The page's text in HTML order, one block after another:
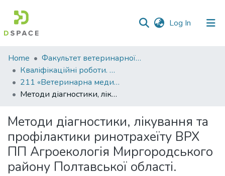
Log In (current)
Communities
&
Collections
All of DSpace
Statistics
Home
Факультет ветеринарної медицини
Кваліфікаційні роботи. Факультет ветеринарної медицини
211 «Ветеринарна медицина» - Магістри 2022-2023
Методи діагностики, лікування та профілактики ринотрахеїту ВРХ ПП Агроекологія Миргородського району Полтавської області.
Методи діагностики, лікування та
профілактики ринотрахеїту ВРХ
ПП Агроекологія Миргородського
району Полтавської області.